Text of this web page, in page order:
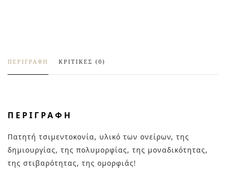
ΠΕΡΙΓΡΑΦΉ ΚΡΙΤΙΚΈΣ (0)
ΠΕΡΙΓΡΑΦΉ
Πατητή τσιμεντοκονία, υλικό των ονείρων, της
δημιουργίας, της πολυμορφίας, της μοναδικότητας,
της στιβαρότητας, της ομορφιάς!